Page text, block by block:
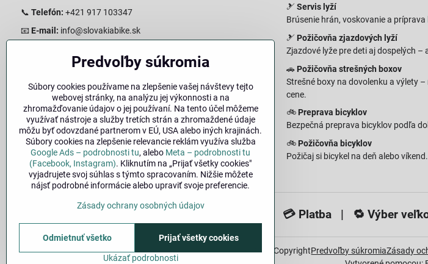
📞 Telefón: +421 917 103347
📧 E-mail: info@slovakiabike.sk
Pondelok–Piatok: 08:00–17:00 Streda 08:00-16:00
Nedeľa: Zatvorené
👉Zobraziť predajňu na mape(Google Maps trasa)
🎿 Servis lyží
Brúsenie hrán, voskovanie a príprava
🎿 Požičovňa zjazdových lyží
Zjazdové lyže pre deti aj dospelých –
🚗 Požičovňa strešných boxov
Strešné boxy na dovolenku a výlety
cene.
🚲 Preprava bicyklov
Bezpečná preprava bicyklov podľa
🚲 Požičovňa bicyklov
Požičaj si bicykel na deň alebo víkend.
| 💳 Platba | 🔁Výber
©2026 CopyrightPredvoľby súkromiaZásady
Predvoľby súkromia
Súbory cookies používame na zlepšenie vašej návštevy tejto
webovej stránky, na analýzu jej výkonnosti a na
zhromažďovanie údajov o jej používaní. Na tento účel môžeme
využívať nástroje a služby tretích strán a zhromaždené údaje
môžu byť odovzdané partnerom v EÚ, USA alebo iných krajinách.
Súbory cookies na zlepšenie relevancie reklám využíva služba
Google Ads – podrobnosti tu, alebo Meta – podrobnosti tu
(Facebook, Instagram). Kliknutím na „Prijať všetky cookies"
vyjadrujete svoj súhlas s týmto spracovaním. Nižšie môžete
nájsť podrobné informácie alebo upraviť svoje preferencie.
Zásady ochrany osobných údajov
Ukázať podrobnosti
Prijať všetky cookies
Odmietnuť všetko